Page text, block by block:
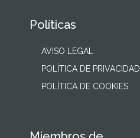
Políticas
AVISO LEGAL
POLÍTICA DE PRIVACIDAD
POLÍTICA DE COOKIES